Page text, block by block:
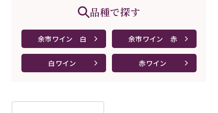
品種で探す
余市ワイン 白 余市ワイン 赤
白ワイン 赤ワイン